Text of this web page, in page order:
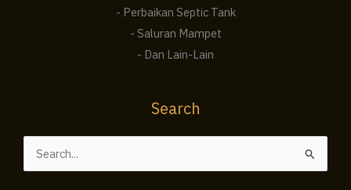
- Perbaikan Septic Tank
- Saluran Mampet
- Dan Lain-Lain
Search
Cari